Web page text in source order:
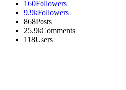
160Followers
9.9kFollowers
868Posts
25.9kComments
118Users